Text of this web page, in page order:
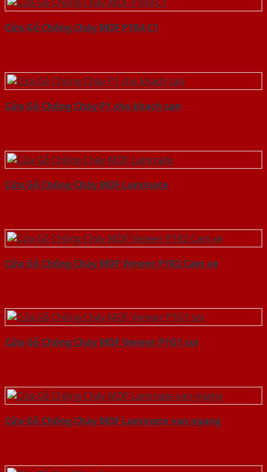
Cửa Gỗ Chống Cháy MDF P1R4 C1
Cửa Gỗ Chống Cháy P1 cho khach san
Cửa Gỗ Chống Cháy MDF Laminate
Cửa Gỗ Chống Cháy MDF Veneer P1R2 Cam xe
Cửa Gỗ Chống Cháy MDF Veneer P1G1 soi
Cửa Gỗ Chống Cháy MDF Laminate van ngang